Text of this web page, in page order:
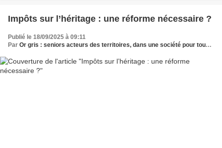
Impôts sur l’héritage : une réforme nécessaire ?
Publié le 18/09/2025 à 09:11
Par Or gris : seniors acteurs des territoires, dans une société pour tous les âges